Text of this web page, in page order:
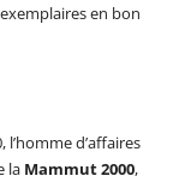
en bon
l’homme d’affaires
la Mammut 2000,